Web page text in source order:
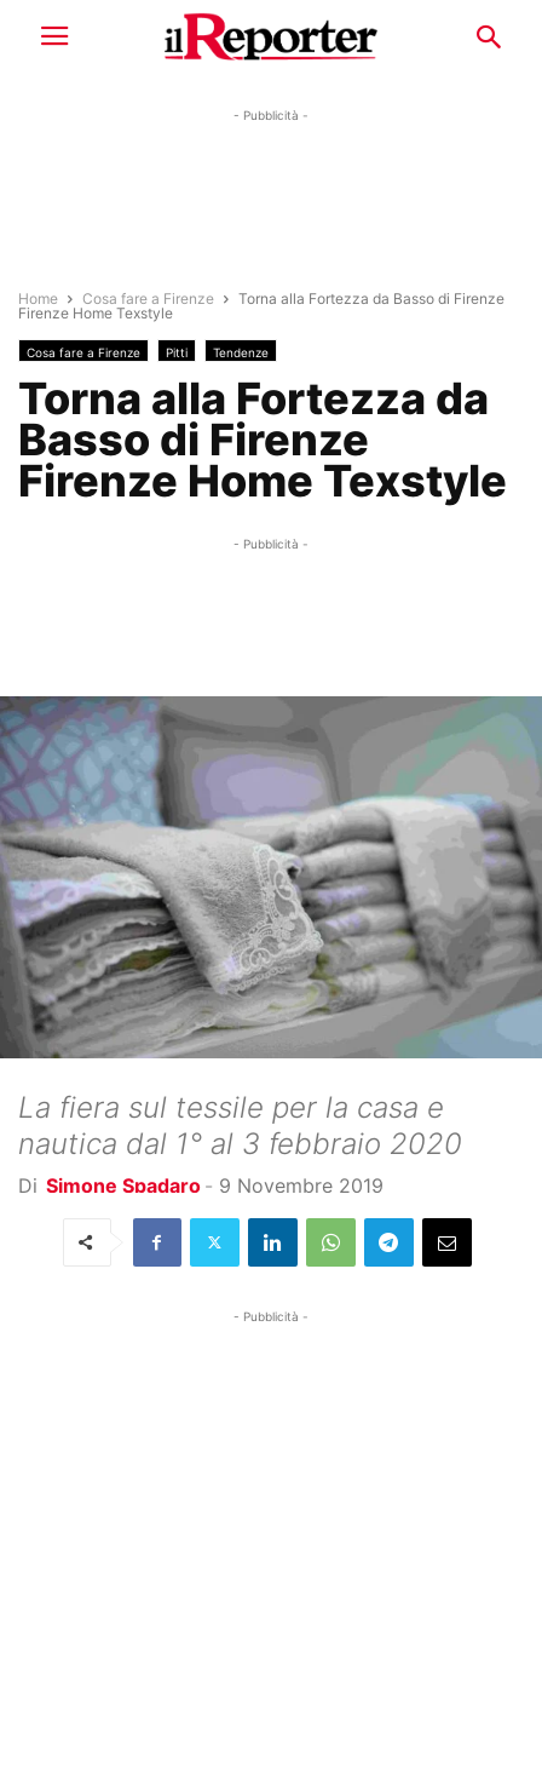
- Pubblicità -
Home Cosa fare a Firenze
Torna alla Fortezza da Basso di Firenze
Firenze Home Texstyle
Cosa fare a Firenze Pitti Tendenze
Torna alla Fortezza da
Basso di Firenze
Firenze Home Texstyle
- Pubblicità -
La fiera sul tessile per la casa e
nautica dal 1° al 3 febbraio 2020
Di Simone Spadaro - 9 Novembre 2019
- Pubblicità -